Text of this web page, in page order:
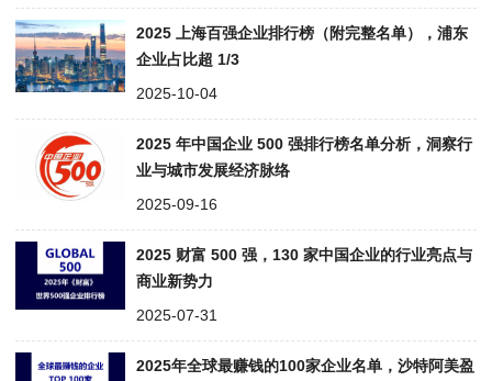
2025 上海百强企业排行榜（附完整名单），浦东
企业占比超 1/3
2025-10-04
2025 年中国企业 500 强排行榜名单分析，洞察行
业与城市发展经济脉络
2025-09-16
2025 财富 500 强，130 家中国企业的行业亮点与
商业新势力
2025-07-31
2025年全球最赚钱的100家企业名单，沙特阿美盈